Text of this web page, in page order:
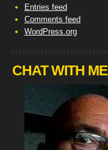
Entries feed
Comments feed
WordPress.org
CHAT WITH ME